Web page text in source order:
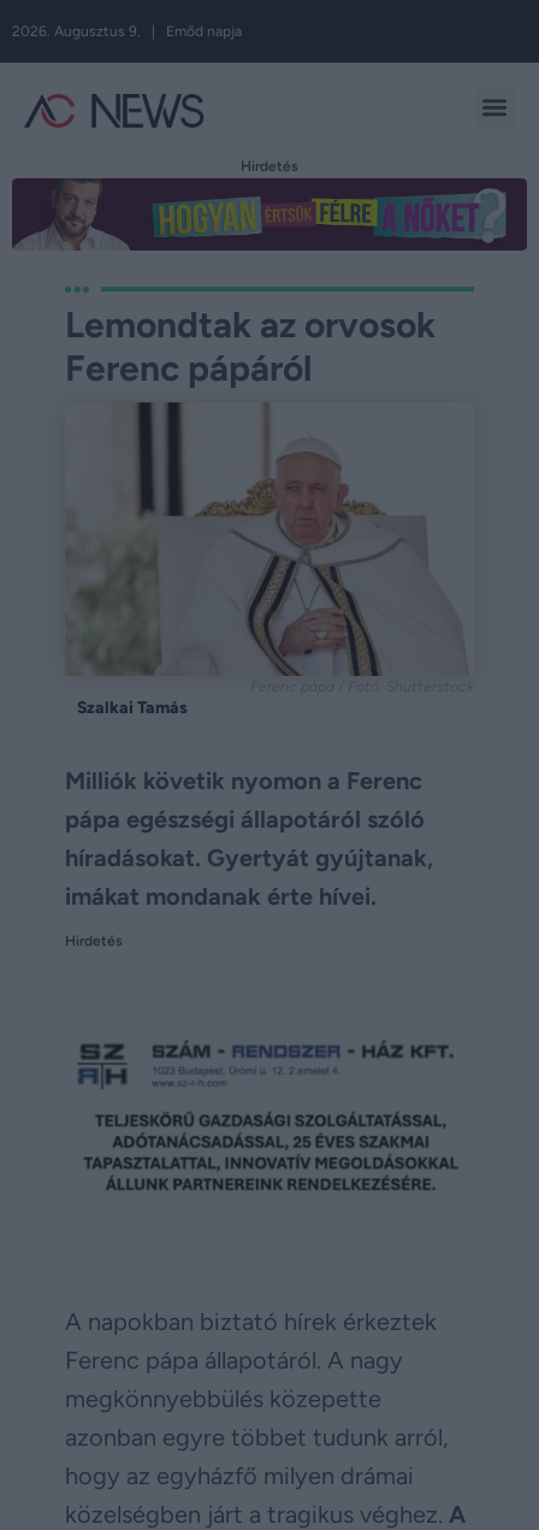
2026. Augusztus 9. | Emőd napja
Hirdetés
Lemondtak az orvosok
Ferenc pápáról
Szalkai Tamás
Milliók követik nyomon a Ferenc
pápa egészségi állapotáról szóló
híradásokat. Gyertyát gyújtanak,
imákat mondanak érte hívei.
Hirdetés
A napokban biztató hírek érkeztek
Ferenc pápa állapotáról. A nagy
megkönnyebbülés közepette
azonban egyre többet tudunk arról,
hogy az egyházfő milyen drámai
közelségben járt a tragikus véghez. A